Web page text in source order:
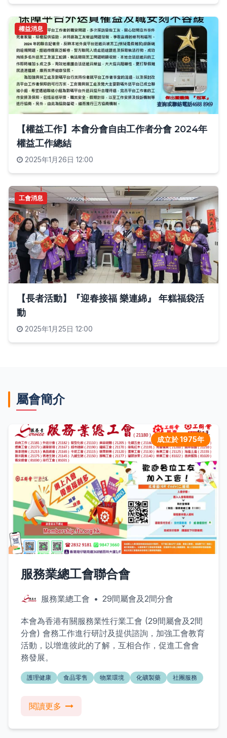
權益消息
【權益工作】本會分會自由工作者分會 2024年
權益工作總結
2025年1月26日 12:00
工會消息
【長者活動】『迎春接福 樂連綿』 年糕福袋活
動
2025年1月25日 12:00
屬會簡介
成立於 1975年
服務業總工會聯合會
服務業總工會 • 29間屬會及2間分會
本會為香港有關服務業性行業工會 (29間屬會及2間
分會) 會務工作進行研討及提供諮詢，加強工會教育
活動，以增進彼此的了解，互相合作，促進工會會
務發展。
護理健康 食品零售 物業環境 化礦製藥 社團服務
閱讀更多